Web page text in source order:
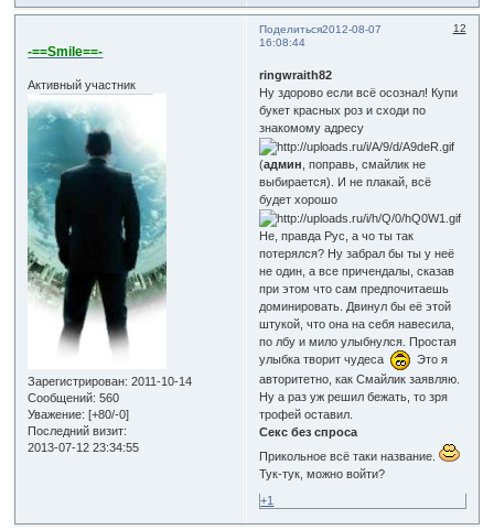
Поделиться 12
2012-08-07
16:08:44
-==Smile==-
Активный участник
Зарегистрирован: 2011-10-14
Сообщений: 560
Уважение: [+80/-0]
Последний визит:
2013-07-12 23:34:55
ringwraith82
Ну здорово если всё осознал! Купи
букет красных роз и сходи по
знакомому адресу
(админ , поправь, смайлик не
выбирается). И не плакай, всё
будет хорошо
Не, правда Рус, а чо ты так
потерялся? Ну забрал бы ты у неё
не один, а все причендалы, сказав
при этом что сам предпочитаешь
доминировать. Двинул бы её этой
штукой, что она на себя навесила,
по лбу и мило улыбнулся. Простая
улыбка творит чудеса
Это я
авторитетно, как Смайлик заявляю.
Ну а раз уж решил бежать, то зря
трофей оставил.
Секс без спроса
Прикольное всё таки название.
Тук-тук, можно войти?
+1